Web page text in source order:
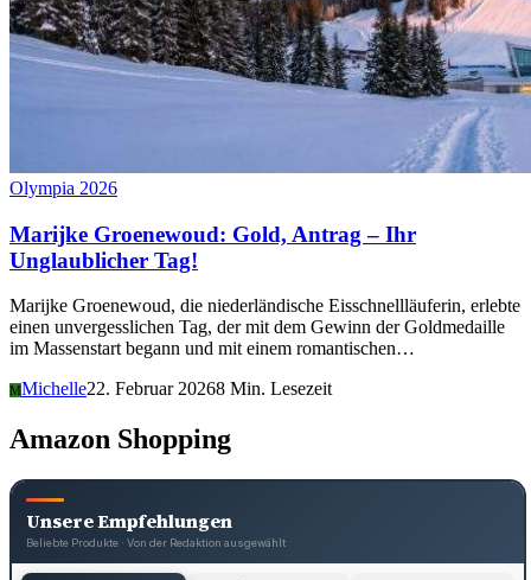
Olympia 2026
Marijke Groenewoud: Gold, Antrag – Ihr
Unglaublicher Tag!
Marijke Groenewoud, die niederländische Eisschnellläuferin, erlebte
einen unvergesslichen Tag, der mit dem Gewinn der Goldmedaille
im Massenstart begann und mit einem romantischen…
MMichelle22. Februar 20268 Min. Lesezeit
Amazon Shopping
Unsere Empfehlungen
Beliebte Produkte · Von der Redaktion ausgewählt